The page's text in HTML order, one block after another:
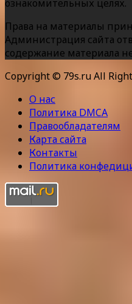
ознакомительных целях.
Права на материалы
Администрация сайта
содержание материала
Copyright © 79s.ru All
О нас
Политика DMCA
Правообладателям
Карта сайта
Контакты
Политика